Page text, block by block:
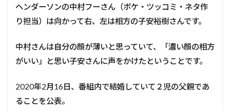
ヘンダーソンの中村フーさん（ボケ・ツッコミ・ネタ作
り担当）は向かって右、左は相方の子安裕樹さんです。
中村さんは自分の顔が薄いと思っていて、「濃い顔の相方
がいい」と思い子安さんに声をかけたということです。
2020年2月16日、番組内で結婚していて２児の父親であ
ることを公表。